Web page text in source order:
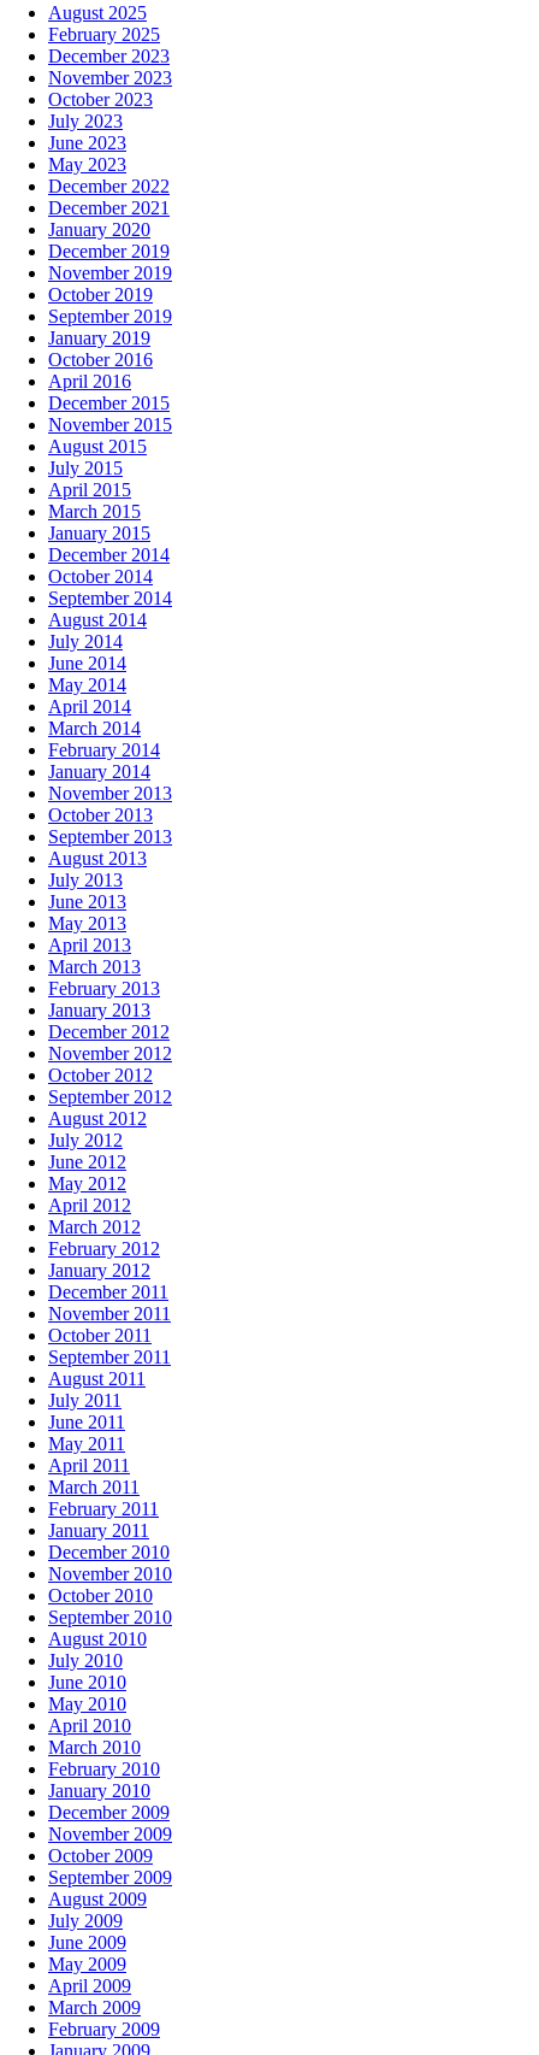
August 2025
February 2025
December 2023
November 2023
October 2023
July 2023
June 2023
May 2023
December 2022
December 2021
January 2020
December 2019
November 2019
October 2019
September 2019
January 2019
October 2016
April 2016
December 2015
November 2015
August 2015
July 2015
April 2015
March 2015
January 2015
December 2014
October 2014
September 2014
August 2014
July 2014
June 2014
May 2014
April 2014
March 2014
February 2014
January 2014
November 2013
October 2013
September 2013
August 2013
July 2013
June 2013
May 2013
April 2013
March 2013
February 2013
January 2013
December 2012
November 2012
October 2012
September 2012
August 2012
July 2012
June 2012
May 2012
April 2012
March 2012
February 2012
January 2012
December 2011
November 2011
October 2011
September 2011
August 2011
July 2011
June 2011
May 2011
April 2011
March 2011
February 2011
January 2011
December 2010
November 2010
October 2010
September 2010
August 2010
July 2010
June 2010
May 2010
April 2010
March 2010
February 2010
January 2010
December 2009
November 2009
October 2009
September 2009
August 2009
July 2009
June 2009
May 2009
April 2009
March 2009
February 2009
January 2009